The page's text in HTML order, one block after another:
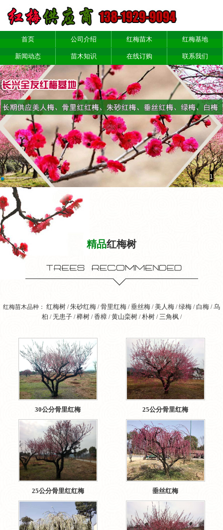
首页 公司介绍 红梅苗木 红梅基地
新闻动态 苗木知识 在线订购 联系我们
1
精品红梅树
红梅苗木品种： 红梅树 /朱砂红梅 /骨里红梅 /垂丝梅 /美人梅 /绿梅 / 白梅 /乌
桕 /无患子/榉树/香樟/黄山栾树/朴树/三角枫/
30公分骨里红梅 25公分骨里红梅
25公分骨里红红梅 垂丝红梅